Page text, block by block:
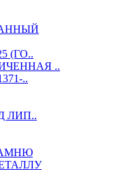
(ГО..
..
..
ЛИП..